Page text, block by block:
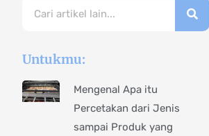
Untukmu:
Mengenal Apa itu
Percetakan dari Jenis
sampai Produk yang